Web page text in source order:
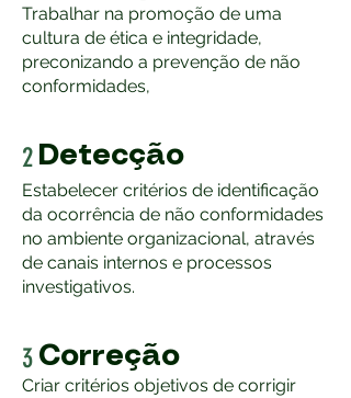
Trabalhar na promoção de uma
cultura de ética e integridade,
preconizando a prevenção de não
conformidades,
2 Detecção
Estabelecer critérios de identificação
da ocorrência de não conformidades
no ambiente organizacional, através
de canais internos e processos
investigativos.
Correção
Criar critérios objetivos de corrigir
3